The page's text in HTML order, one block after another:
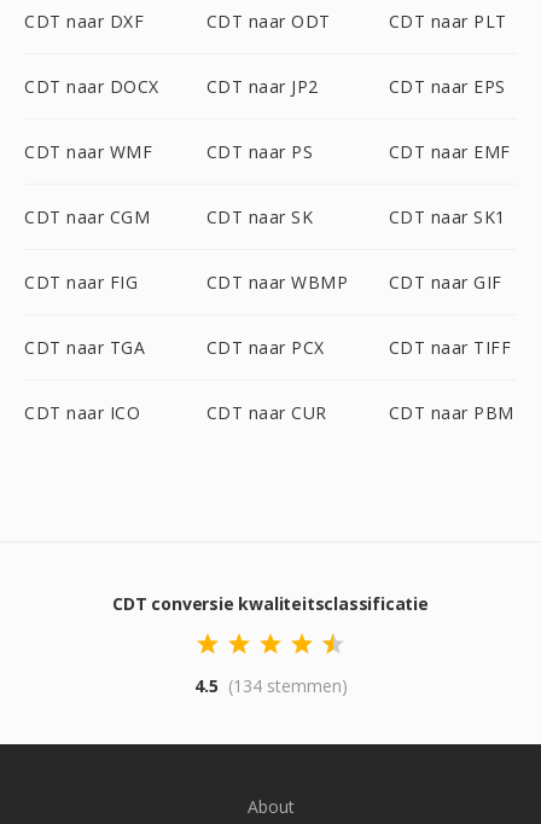
CDT naar DXF CDT naar ODT CDT naar PLT
CDT naar DOCX CDT naar JP2 CDT naar EPS
CDT naar WMF CDT naar PS CDT naar EMF
CDT naar CGM CDT naar SK CDT naar SK1
CDT naar FIG CDT naar WBMP CDT naar GIF
CDT naar TGA CDT naar PCX CDT naar TIFF
CDT naar ICO CDT naar CUR CDT naar PBM
CDT conversie kwaliteitsclassificatie
4.5 (134 stemmen)
About